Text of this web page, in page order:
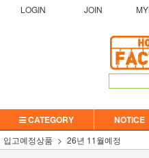
LOGIN JOIN
CATEGORY NOTICE
입고예정상품 26년 11월예정